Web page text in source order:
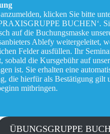
klicken Sie bitte
BUCHEN‘.
auf die Buchungsmaske
Ablefy weitergeleitet,
Felder ausfüllen. Ihr
sobald die Kursgebühr auf
ist. Sie erhalten eine
die hierfür als Bestätigung gilt
mitbringen.
ÜBUNGSGRUPPE